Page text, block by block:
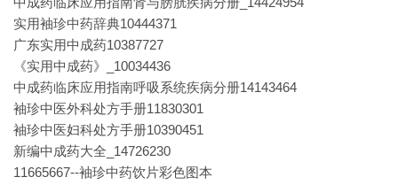
实用袖珍中药辞典10444371
广东实用中成药10387727
《实用中成药》_10034436
中成药临床应用指南呼吸系统疾病分册14143464
袖珍中医外科处方手册11830301
袖珍中医妇科处方手册10390451
新编中成药大全_14726230
11665667--袖珍中药饮片彩色图本